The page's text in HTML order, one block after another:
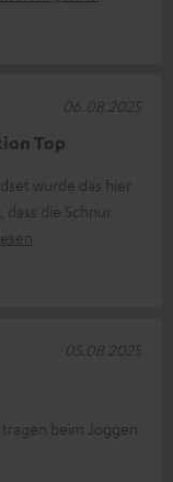
Top
wurde das hier
die Schnur
06.08.2025
beim Joggen
05.08.2025